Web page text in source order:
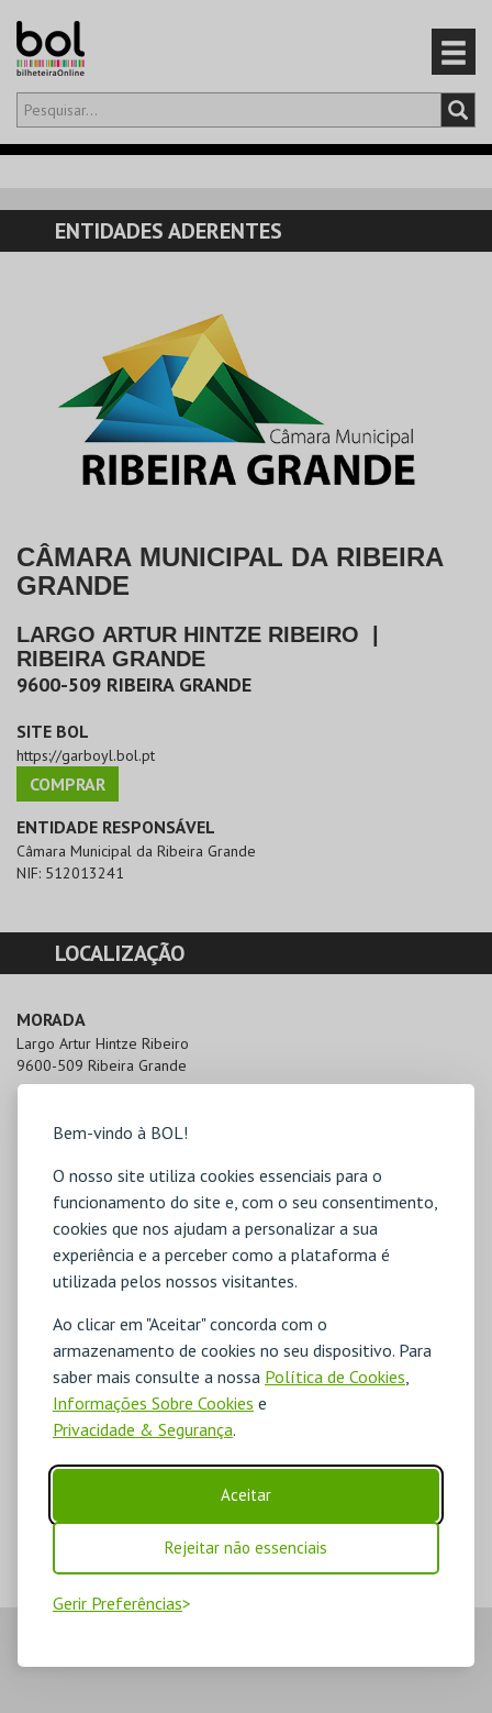
Bem-vindo à BOL!
O nosso site utiliza cookies essenciais para o
funcionamento do site e, com o seu consentimento,
cookies que nos ajudam a personalizar a sua
experiência e a perceber como a plataforma é
utilizada pelos nossos visitantes.
Ao clicar em "Aceitar" concorda com o
armazenamento de cookies no seu dispositivo. Para
saber mais consulte a nossa Política de Cookies
Informações Sobre Cookies e
Privacidade & Segurança.
Aceitar
Rejeitar não essenciais
Gerir Preferências
Olá,iniciar sessão
CARRINHO
EVENTOS
PRODUTOS
ENTIDADES ADERENTES
CÂMARA MUNICIPAL DA RIBEIRA
GRANDE
LARGO ARTUR HINTZE RIBEIRO
RIBEIRA GRANDE
9600-509 RIBEIRA GRANDE
SITE BOL
https://garboyl.bol.pt
COMPRAR
ENTIDADE RESPONSÁVEL
Câmara Municipal da Ribeira Grande
NIF: 512013241
LOCALIZAÇÃO
MORADA
Largo Artur Hintze Ribeiro
9600-509 Ribeira Grande